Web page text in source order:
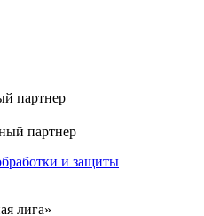
партнер
партнер
и защиты
лига»